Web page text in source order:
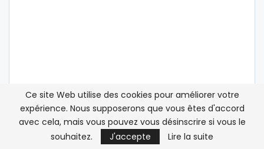
ATLASINFO SUR LES RÉSEAUX SOCIAUX
Ce site Web utilise des cookies pour améliorer votre
expérience. Nous supposerons que vous êtes d'accord
avec cela, mais vous pouvez vous désinscrire si vous le
souhaitez.
J'accepte Lire la suite